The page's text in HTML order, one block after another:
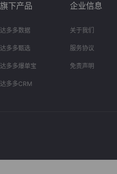
旗下产品
达多多数据
达多多甄选
达多多爆单宝
达多多CRM
企业信息
关于我们
服务协议
免责声明